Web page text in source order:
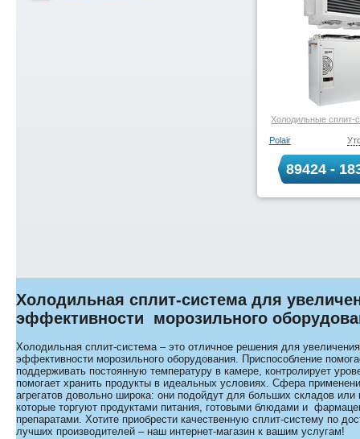
Холодильные сплит-
Polair
89424 -
Холодильная сплит-система для
эффективности морозильного
Холодильная сплит-система – это отличное решения для увеличения
эффективности морозильного оборудования. Приспособление
поддерживать постоянную температуру в камере, контролирует
помогает хранить продукты в идеальных условиях. Сфера
агрегатов довольно широка: они подойдут для больших складов или
которые торгуют продуктами питания, готовыми блюдами и
препаратами. Хотите приобрести качественную сплит-систему по
лучших производителей – наш интернет-магазин к вашим услугам!